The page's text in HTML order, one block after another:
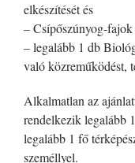
elkészítését és
– Csípőszúnyog-fajok
– legalább 1 db
való közreműködést,
Alkalmatlan az
rendelkezik legalább
legalább 1 fő
személlyel.